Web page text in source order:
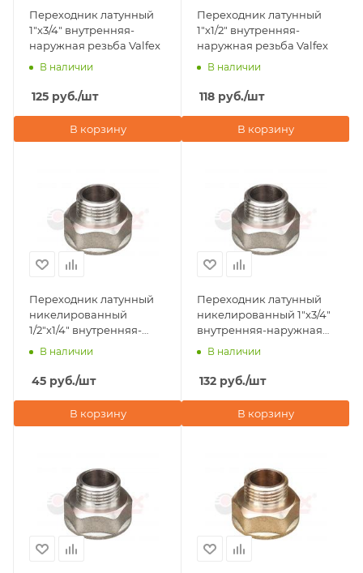
Переходник латунный
1"х3/4" внутренняя-
наружная резьба Valfex
В наличии
125 руб./шт
В корзину
Переходник латунный
1"х1/2" внутренняя-
наружная резьба Valfex
В наличии
118 руб./шт
В корзину
Переходник латунный
никелированный
1/2"х1/4" внутренняя-
наружная резьба Valfex
В наличии
45 руб./шт
В корзину
Переходник латунный
никелированный 1"х3/4"
внутренняя-наружная
резьба Valfex
В наличии
132 руб./шт
В корзину